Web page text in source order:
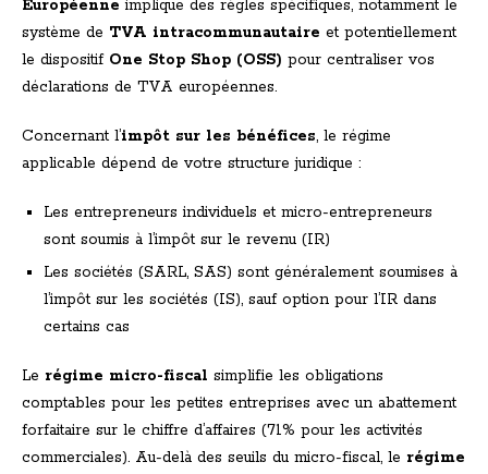
Européenne implique des règles spécifiques, notamment le
système de TVA intracommunautaire et potentiellement
le dispositif One Stop Shop (OSS) pour centraliser vos
déclarations de TVA européennes.
Concernant l’impôt sur les bénéfices, le régime
applicable dépend de votre structure juridique :
Les entrepreneurs individuels et micro-entrepreneurs
sont soumis à l’impôt sur le revenu (IR)
Les sociétés (SARL, SAS) sont généralement soumises à
l’impôt sur les sociétés (IS), sauf option pour l’IR dans
certains cas
Le régime micro-fiscal simplifie les obligations
comptables pour les petites entreprises avec un abattement
forfaitaire sur le chiffre d’affaires (71% pour les activités
commerciales). Au-delà des seuils du micro-fiscal, le régime